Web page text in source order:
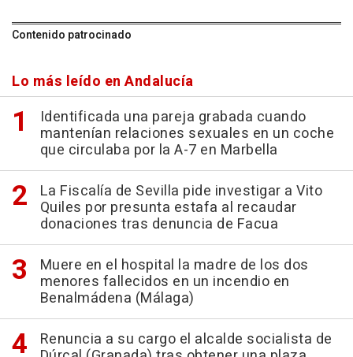
Contenido patrocinado
Lo más leído en Andalucía
Identificada una pareja grabada cuando
mantenían relaciones sexuales en un coche
que circulaba por la A-7 en Marbella
La Fiscalía de Sevilla pide investigar a Vito
Quiles por presunta estafa al recaudar
donaciones tras denuncia de Facua
Muere en el hospital la madre de los dos
menores fallecidos en un incendio en
Benalmádena (Málaga)
Renuncia a su cargo el alcalde socialista de